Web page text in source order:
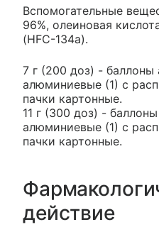
Вспомогательные
96%, олеиновая
(HFС-134а).
7 г (200 доз) - баллоны
алюминиевые (1) с
пачки картонные.
11 г (300 доз) -
алюминиевые (1) с
пачки картонные.
действие